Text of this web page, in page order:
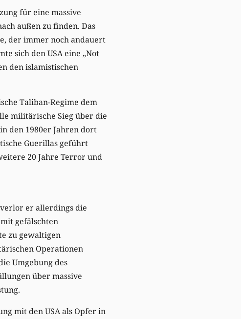
für eine massive
außen zu finden. Das
der immer noch andauert
sich den USA eine „Not
den islamistischen
Taliban-Regime dem
militärische Sieg über die
den 1980er Jahren dort
Guerillas geführt
20 Jahre Terror und
verlor er allerdings die
gefälschten
zu gewaltigen
Operationen
Umgebung des
über massive
mit den USA als Opfer in